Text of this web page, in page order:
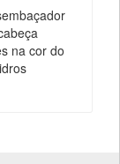
na cor do